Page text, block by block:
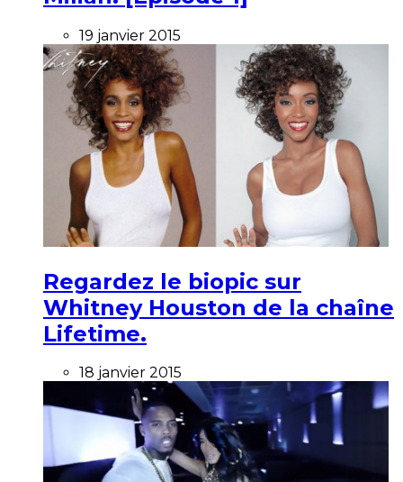
19 janvier 2015
Regardez le biopic sur
Whitney Houston de la chaîne
Lifetime.
18 janvier 2015